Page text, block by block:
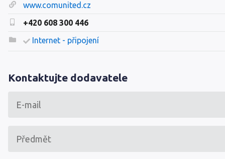
www.comunited.cz
+420 608 300 446
Internet - připojení
Kontaktujte dodavatele